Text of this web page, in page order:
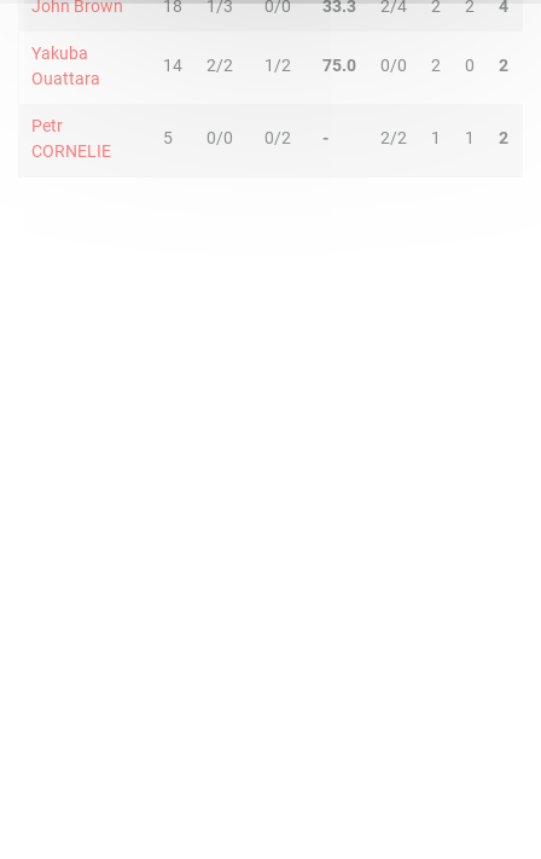
John Brown 18 1/3 0/0 33.3 2/4 2 2 4
Yakuba
Ouattara
14 2/2 1/2 75.0 0/0 2 0 2
Petr
CORNELIE
5 0/0 0/2 - 2/2 1 1 2